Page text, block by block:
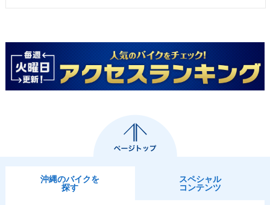
沖縄のバイクを
探す
スペシャル
コンテンツ